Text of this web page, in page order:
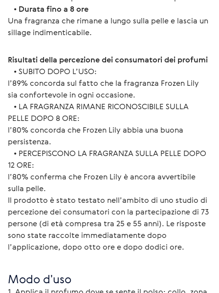
• Durata fino a 8 ore
Una fragranza che rimane a lungo sulla pelle e lascia un
sillage indimenticabile.
Risultati della percezione dei consumatori dei profumi
• SUBITO DOPO L’USO:
l’89% concorda sul fatto che la fragranza Frozen Lily
sia confortevole in ogni occasione.
• LA FRAGRANZA RIMANE RICONOSCIBILE SULLA
PELLE DOPO 8 ORE:
l’80% concorda che Frozen Lily abbia una buona
persistenza.
• PERCEPISCONO LA FRAGRANZA SULLA PELLE DOPO
12 ORE:
l’80% conferma che Frozen Lily è ancora avvertibile
sulla pelle.
Il prodotto è stato testato nell’ambito di uno studio di
percezione dei consumatori con la partecipazione di 73
persone (di età compresa tra 25 e 55 anni). Le risposte
sono state raccolte immediatamente dopo
l’applicazione, dopo otto ore e dopo dodici ore.
Modo d'uso